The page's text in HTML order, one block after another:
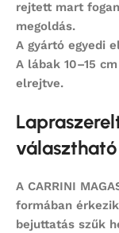
rejtett mart
megoldás.
A gyártó egyedi
A lábak 10–15
elrejtve.
A CARRINI
formában
bejuttatás szűk